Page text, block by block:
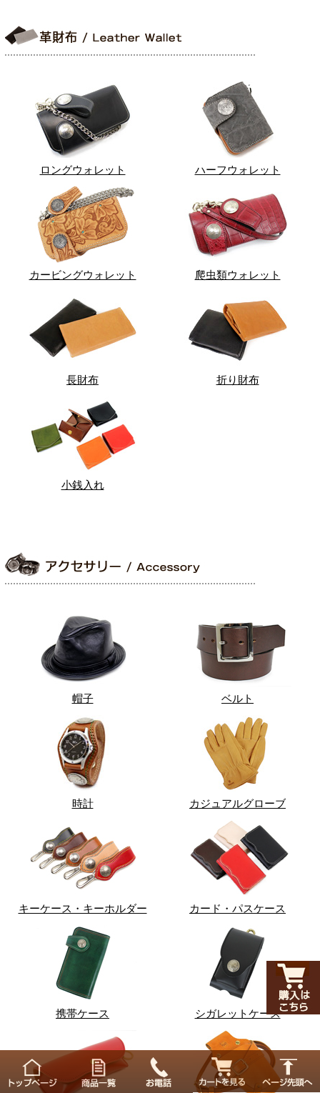
ロングウォレット ハーフウォレット
カービングウォレット 爬虫類ウォレット
長財布 折り財布
小銭入れ
帽子 ベルト
時計 カジュアルグローブ
キーケース・キーホルダー カード・パスケース
携帯ケース シガレットケース